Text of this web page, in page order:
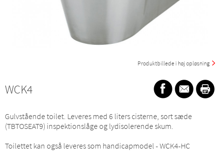
Produktbillede i høj opløsning
WCK4
Gulvstående toilet. Leveres med 6 liters cisterne, sort sæde
(TBTOSEAT9) inspektionslåge og lydisolerende skum.
Toilettet kan også leveres som handicapmodel - WCK4-HC